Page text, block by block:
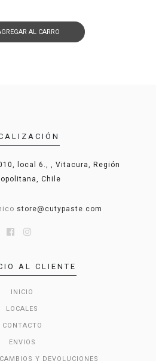
AL CARRO
local 6., , Vitacura, Región
Chile
store@cutypaste.com
AL CLIENTE
INICIO
LOCALES
CONTACTO
ENVIOS
Y DEVOLUCIONES